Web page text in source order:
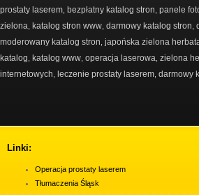
prostaty laserem bezpłatny katalog stron panele
zielona katalog stron www darmowy katalog stron
moderowany katalog stron japońska zielona
katalog katalog www operacja laserowa zielona
internetowych
leczenie prostaty laserem darmowy
Linki:
Operacja prostaty laserem
Tłumaczenia Śląsk